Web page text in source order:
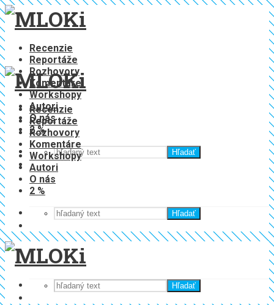
Recenzie
Reportáže
Rozhovory
Komentáre
Workshopy
Autori
O nás
2 %
Hľadať
Recenzie
Reportáže
Rozhovory
Komentáre
Workshopy
Autori
O nás
2 %
Hľadať
Hľadať